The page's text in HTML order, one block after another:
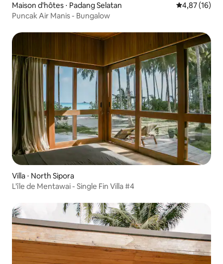
Maison d'hôtes ⋅ Padang Selatan Évaluation
4,87 (16)
Puncak Air Manis - Bungalow
Villa ⋅ North Sipora
L'île de Mentawai - Single Fin Villa #4